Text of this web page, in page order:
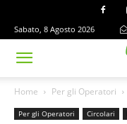
Sabato, 8 Agosto 2026
Home Per gli Operatori
Per gli Operatori Circolari